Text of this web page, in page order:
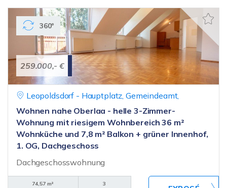
259.000,- €
360°
Leopoldsdorf - Hauptplatz, Gemeindeamt,
Wohnen nahe Oberlaa - helle 3-Zimmer-
Wohnung mit riesigem Wohnbereich 36 m²
Wohnküche und 7,8 m² Balkon + grüner Innenhof,
1. OG, Dachgeschoss
Dachgeschosswohnung
74,57 m²
3